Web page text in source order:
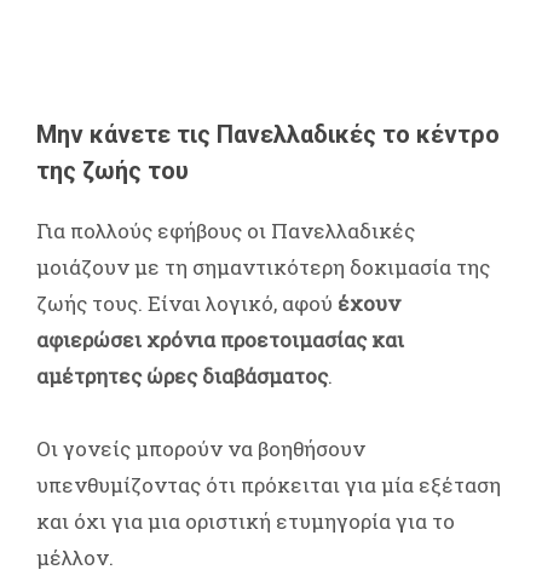
Μην κάνετε τις Πανελλαδικές το κέντρο
της ζωής του
Για πολλούς εφήβους οι Πανελλαδικές
μοιάζουν με τη σημαντικότερη δοκιμασία της
ζωής τους. Είναι λογικό, αφού έχουν
αφιερώσει χρόνια προετοιμασίας και
αμέτρητες ώρες διαβάσματος.
Οι γονείς μπορούν να βοηθήσουν
υπενθυμίζοντας ότι πρόκειται για μία εξέταση
και όχι για μια οριστική ετυμηγορία για το
μέλλον.